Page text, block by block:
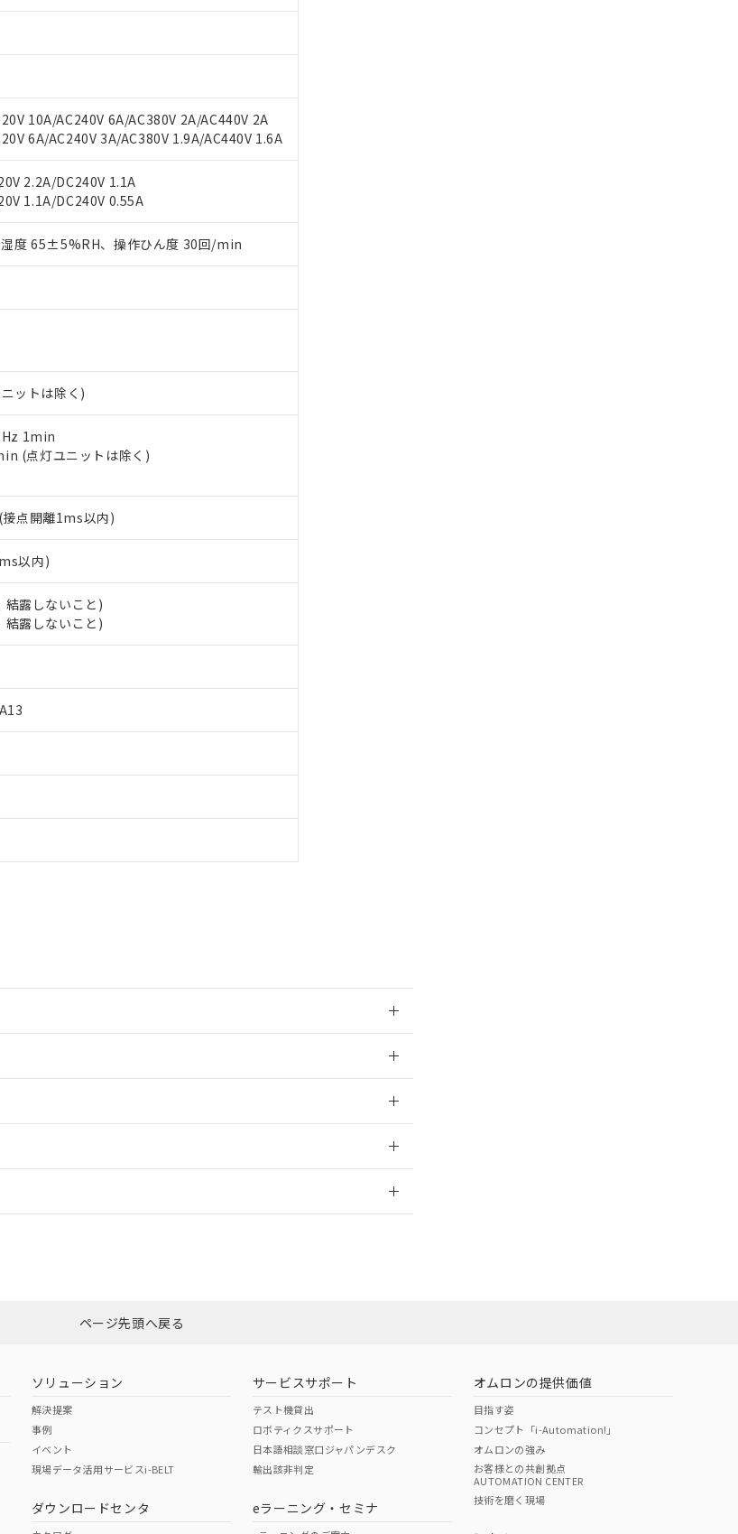
10A/AC240V 6A/AC380V 2A/AC440V 2A
6A/AC240V 3A/AC380V 1.9A/AC440V 1.6A
2.2A/DC240V 1.1A
1.1A/DC240V 0.55A
度 65±5%RH、操作ひん度 30回/min
ットは除く)
1min
(点灯ユニットは除く)
点開離1ms以内)
以内)
露しないこと)
露しないこと)
ードはこちら
（日本
（アメリカ
この製品の規格認証/適合状況ページへ
その他の認証はこちらのページからご検索ください
中には、本サービスの対象外となる商品もあることをご了承ください。
の実際の在庫および標準価格とは異なる場合があることをご了承くださ
い。
当社販売拠点は「販売ネットワーク
」をご確認ください。
を当社の事前の承諾なく第三者に漏洩または開示しないようお願いしま
作成サービス）をご利用いただくには、I-Webメンバーズにご登録され
当社にご登録された部品リストについて、当社および当社の共同利用者
関するお客様との取引・商談に必要な範囲で利用することをご了承くだ
値を超える意図的な使用がないことを確認しています。
り、予定月が前後することがあります。
ド
ドすることができます。
）
証明するもので、過去に遡って非含有を証明するものではありません。
テル類４物質の対応では、対応完了までの期間は出荷製品に未対応品が
を記載しておりました。
を完了していることから、特段のことがない限り、2022年1月12日よ
臭化ビフェニル類) : 1000ppm、 PBDEs(ポリ臭化ジフェニルエーテル類) : 1000ppm、
フタル酸ジイソブチル) : 1000ppm、 BBP(フタル酸ブチルベンジル) : 1000ppm、
1000ppm
べてが基準値以下であることを示します。
て有害物質が外部に漏えいし、環境に深刻な影響を及ぼさない年数を意
ます。
ん。
販売する場合は、上記1、2および3の内容を当該第三者に通知します。
売に係わる関係者が違法に輸出するおそれがある場合は、取り引きをい
合意する キャンセル
在庫あり
員にご確認ください)
ページ先頭へ戻る
ソリューション
解決提案
事例
イベント
現場データ活用サービスi-BELT
ダウンロードセンタ
サービスサポート
テスト機貸出
ロボティクスサポート
日本語相談窓口ジャパンデスク
輸出該非判定
eラーニング・セミナ
オムロンの提供価値
目指す姿
コンセプト「i-Automation!」
オムロンの強み
お客様との共創拠点
AUTOMATION CENTER
技術を磨く現場